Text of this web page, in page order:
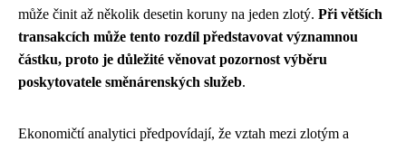
může činit až několik desetin koruny na jeden zlotý. Při větších
transakcích může tento rozdíl představovat významnou
částku, proto je důležité věnovat pozornost výběru
poskytovatele směnárenských služeb.
Ekonomičtí analytici předpovídají, že vztah mezi zlotým a